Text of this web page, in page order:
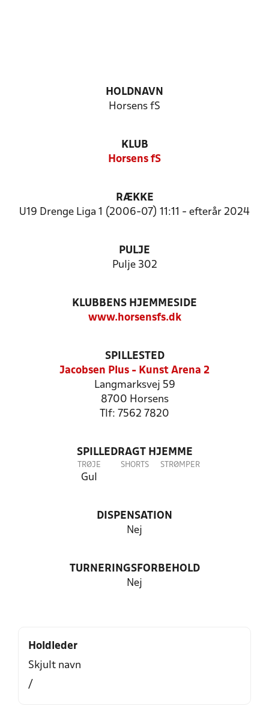
HOLDNAVN
Horsens fS
KLUB
Horsens fS
RÆKKE
U19 Drenge Liga 1 (2006-07) 11:11 - efterår 2024
PULJE
Pulje 302
KLUBBENS HJEMMESIDE
www.horsensfs.dk
SPILLESTED
Jacobsen Plus - Kunst Arena 2
Langmarksvej 59
8700 Horsens
Tlf: 7562 7820
SPILLEDRAGT HJEMME
TRØJE
Gul
SHORTS STRØMPER
DISPENSATION
Nej
TURNERINGSFORBEHOLD
Nej
Holdleder
Skjult navn
/